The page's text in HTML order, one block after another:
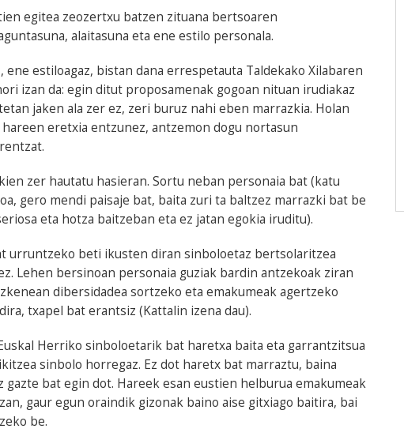
egitea zeozertxu batzen zituana bertsoaren
alaitasuna eta ene estilo personala.
estiloagaz, bistan dana errespetauta Taldekako Xilabaren
izan da: egin ditut proposamenak gogoan nituan irudiakaz
jaken ala zer ez, zeri buruz nahi eben marrazkia. Holan
eretxia entzunez, antzemon dogu nortasun
zer hautatu hasieran. Sortu neban personaia bat (katu
gero mendi paisaje bat, baita zuri ta baltzez marrazki bat be
eta hotza baitzeban eta ez jatan egokia iruditu).
urruntzeko beti ikusten diran sinboloetaz bertsolaritzea
Lehen bersinoan personaia guziak bardin antzekoak ziran
dibersidadea sortzeko eta emakumeak agertzeko
txapel bat erantsiz (Kattalin izena dau).
Herriko sinboloetarik bat haretxa baita eta garrantzitsua
sinbolo horregaz. Ez dot haretx bat marraztu, baina
gazte bat egin dot. Hareek esan eustien helburua emakumeak
gaur egun oraindik gizonak baino aise gitxiago baitira, bai
be.